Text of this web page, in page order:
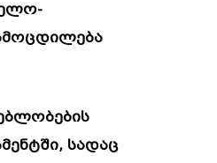
სადაც